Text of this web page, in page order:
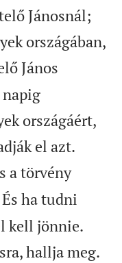
Jánosnál;
országában,
János
országáért,
el azt.
a törvény
És ha tudni
kell jönnie.
hallja meg.